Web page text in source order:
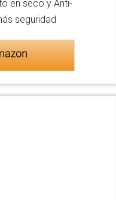
en seco y Anti-
seguridad